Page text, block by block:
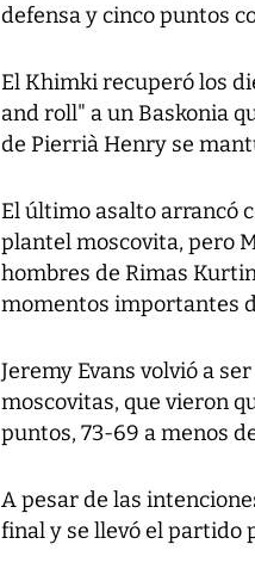
defensa y cinco puntos
El Khimki recuperó los
and roll" a un Baskonia
de Pierrià Henry se
El último asalto arrancó
plantel moscovita, pero
hombres de Rimas
momentos importantes
Jeremy Evans volvió a
moscovitas, que vieron
puntos, 73-69 a menos
A pesar de las
final y se llevó el partido